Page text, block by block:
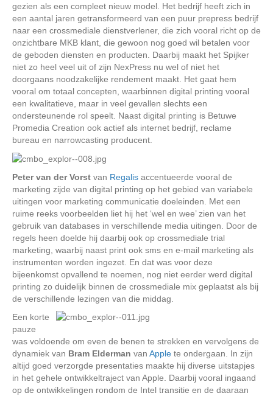
gezien als een compleet nieuw model. Het bedrijf heeft zich in
een aantal jaren getransformeerd van een puur prepress bedrijf
naar een crossmediale dienstverlener, die zich vooral richt op de
onzichtbare MKB klant, die gewoon nog goed wil betalen voor
de geboden diensten en producten. Daarbij maakt het Spijker
niet zo heel veel uit of zijn NexPress nu wel of niet het
doorgaans noodzakelijke rendement maakt. Het gaat hem
vooral om totaal concepten, waarbinnen digital printing vooral
een kwalitatieve, maar in veel gevallen slechts een
ondersteunende rol speelt. Naast digital printing is Betuwe
Promedia Creation ook actief als internet bedrijf, reclame
bureau en narrowcasting producent.
Peter van der Vorst van Regalis accentueerde vooral de
marketing zijde van digital printing op het gebied van variabele
uitingen voor marketing communicatie doeleinden. Met een
ruime reeks voorbeelden liet hij het ‘wel en wee’ zien van het
gebruik van databases in verschillende media uitingen. Door de
regels heen doelde hij daarbij ook op crossmediale trial
marketing, waarbij naast print ook sms en e-mail marketing als
instrumenten worden ingezet. En dat was voor deze
bijeenkomst opvallend te noemen, nog niet eerder werd digital
printing zo duidelijk binnen de crossmediale mix geplaatst als bij
de verschillende lezingen van die middag.
Een korte
pauze
was voldoende om even de benen te strekken en vervolgens de
dynamiek van Bram Elderman van Apple te ondergaan. In zijn
altijd goed verzorgde presentaties maakte hij diverse uitstapjes
in het gehele ontwikkeltraject van Apple. Daarbij vooral ingaand
op de ontwikkelingen rondom de Intel transitie en de daaraan